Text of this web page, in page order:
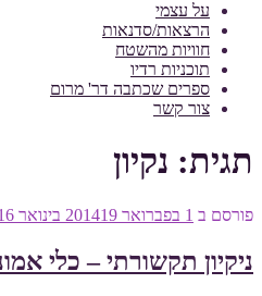
על עצמי
הרצאות/סדנאות
חוויות מהשטח
תוכניות רדיו
ספרים שכתבה דר' מרום
צור קשר
תגית: נקיון
פורסם ב 1 בפברואר 2014 19 בינואר 2016
ניקיון תקשורתי – כלי